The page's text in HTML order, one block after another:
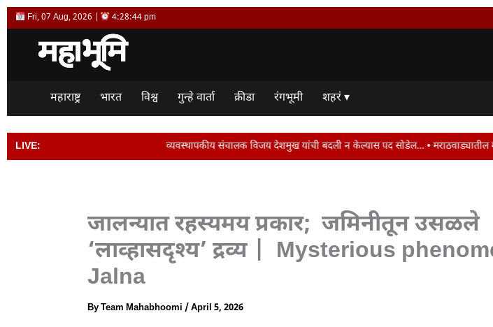
Skip
to
Fri, 07 Aug, 2026 | 4:28:45 pm
महाराष्ट्र भारत विश्व गुन्हे वार्ता क्रीडा रंगभूमी शहरं ▾
LIVE: व्यवस्थापकीय संचालक विजय देशमुख यांची बदली न केल्यास पद सोडेल… • मराठवाड्यातील मंत्रिमंडळ बैठक ठरली
जालन्यात रहस्यमय प्रकार; जमिनीतून उसळले
‘लाव्हासदृश्य’ द्रव्य | Mysterious
Jalna
ByTeam Mahabhoomi /April 5, 2026